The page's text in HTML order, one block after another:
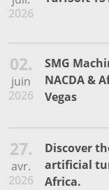
2026
02.
juin
2026
SMG
NACDA &
Vegas
27.
avr.
2026
Discover
artificial
Africa.